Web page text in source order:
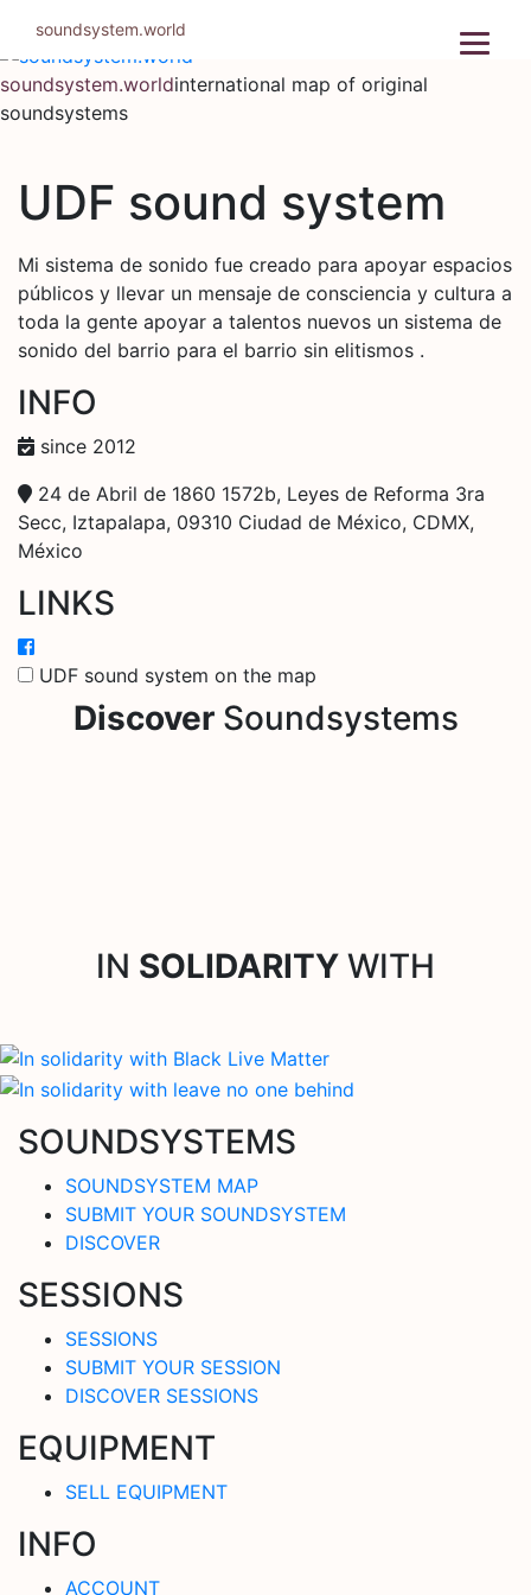
content
soundsystem.worldinternational map of original
soundsystems
UDF sound system
Mi sistema de sonido fue creado para apoyar espacios
públicos y llevar un mensaje de consciencia y cultura a
toda la gente apoyar a talentos nuevos un sistema de
sonido del barrio para el barrio sin elitismos .
INFO
since 2012
24 de Abril de 1860 1572b, Leyes de Reforma 3ra
Secc, Iztapalapa, 09310 Ciudad de México, CDMX,
México
LINKS
UDF sound system on the map
DiscoverSoundsystems
IN SOLIDARITY WITH
SOUNDSYSTEMS
SOUNDSYSTEM MAP
SUBMIT YOUR SOUNDSYSTEM
DISCOVER
SESSIONS
SESSIONS
SUBMIT YOUR SESSION
DISCOVER SESSIONS
EQUIPMENT
SELL EQUIPMENT
INFO
ACCOUNT
soundsystem.world